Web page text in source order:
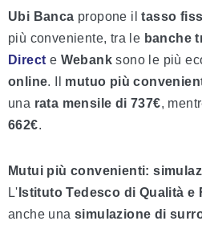
Ubi Banca propone iltasso
più conveniente, tra le banche
Direct e Webank sono le più
online. Il mutuo più
una rata mensile di 737€,
662€.
Mutui più convenienti:
L' Istituto Tedesco di Qualità e
anche unasimulazione di